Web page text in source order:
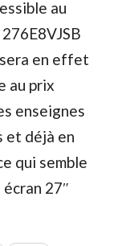
au
en effet
au prix
enseignes
et déjà en
qui semble
27″